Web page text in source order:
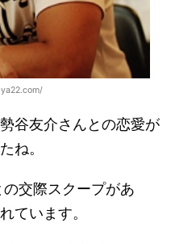
谷友介さんとの恋愛が
ね。
交際スクープがあ
ています。